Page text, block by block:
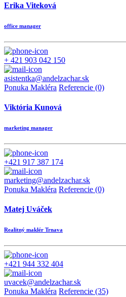
Erika Viteková
office manager
+ 421 903 042 150
asistentka@andelzachar.sk
Ponuka Makléra Referencie (0)
Viktória Kunová
marketing manager
+421 917 387 174
marketing@andelzachar.sk
Ponuka Makléra Referencie (0)
Matej Uváček
Realitný maklér Trnava
+421 944 332 404
uvacek@andelzachar.sk
Ponuka Makléra Referencie (35)